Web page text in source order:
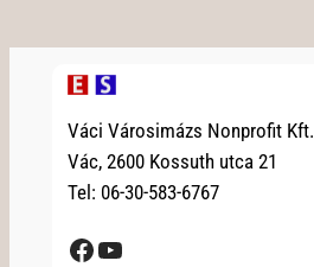
Váci Városimázs Nonprofit Kft.
Vác, 2600 Kossuth utca 21
Tel: 06-30-583-6767
Facebook YouTube